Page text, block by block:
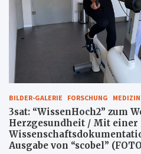
BILDER-GALERIE FORSCHUNG MEDIZIN
3sat: “WissenHoch2” zum
Herzgesundheit / Mit einer
Ausgabe von “scobel”